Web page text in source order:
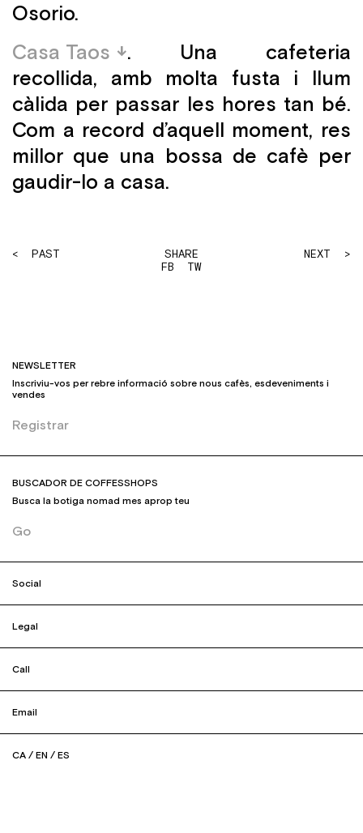
Osorio.
Casa Taos
. Una cafeteria
recollida, amb molta fusta i llum
càlida per passar les hores tan bé.
Com a record d’aquell moment, res
millor que una bossa de cafè per
gaudir-lo a casa.
< PAST
SHARE
FB
TW
NEXT >
NEWSLETTER
Inscriviu-vos per rebre informació sobre nous cafès, esdeveniments i
vendes
Registrar
BUSCADOR DE COFFESSHOPS
Busca la botiga nomad mes aprop teu
Go
Social
Legal
Call
Email
CA / EN / ES